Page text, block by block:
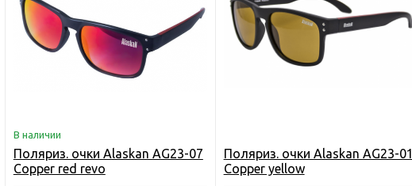
В наличии
Поляриз. очки Alaskan AG23-07
Copper red revo
Поляриз. очки Alaskan AG23-01
Copper yellow